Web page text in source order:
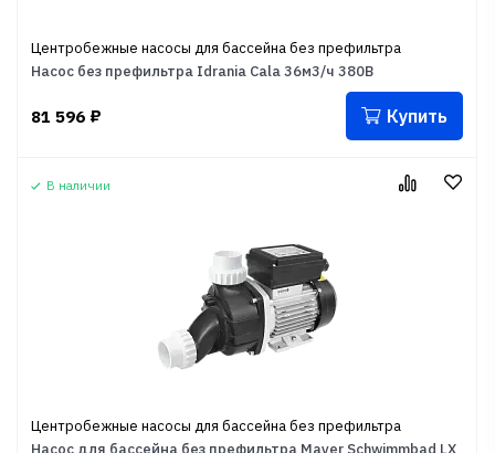
Центробежные насосы для бассейна без префильтра
Насос без префильтра Idrania Cala 36м3/ч 380В
81 596 ₽ Купить
В наличии
Центробежные насосы для бассейна без префильтра
Насос для бассейна без префильтра Mayer Schwimmbad LX